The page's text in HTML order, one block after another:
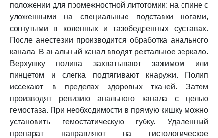
положении для промежностной литотомии: на спине с
уложенными на специальные подставки ногами,
согнутыми в коленных и тазобедренных суставах.
После анестезии производится обработка анального
канала. В анальный канал вводят ректальное зеркало.
Верхушку полипа захватывают зажимом или
пинцетом и слегка подтягивают кнаружи. Полип
иссекают в пределах здоровых тканей. Затем
производят ревизию анального канала с целью
гемостаза. При необходимости в прямую кишку можно
установить гемостатическую губку. Удаленный
препарат направляют на гистологическое